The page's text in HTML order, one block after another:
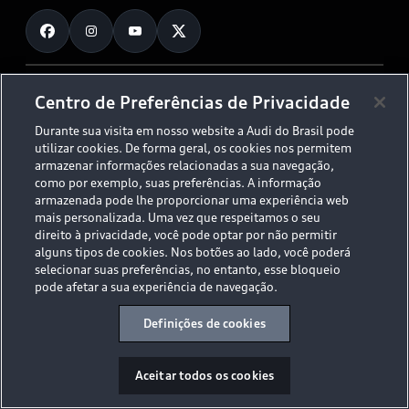
Planejamento de recarga
O Legado do S
Audi Driving Experience
ESG
Tecnologias Audi
Audi Collection
Fale Conosco
Trabalhe Conosco
© 2026 AUDI AG. All Rights Reserved.
Políticas de Privacidade
Código de Conduta
Aviso Legal
Proteção de Dados - LGPD
Sala de Imprensa
Desacelere. Seu bem maior é a vida.
Centro de Preferências de Privacidade
Durante sua visita em nosso website a Audi do Brasil pode
utilizar cookies. De forma geral, os cookies nos permitem
armazenar informações relacionadas a sua navegação,
como por exemplo, suas preferências. A informação
armazenada pode lhe proporcionar uma experiência web
mais personalizada. Uma vez que respeitamos o seu
direito à privacidade, você pode optar por não permitir
alguns tipos de cookies. Nos botões ao lado, você poderá
selecionar suas preferências, no entanto, esse bloqueio
pode afetar a sua experiência de navegação.
Definições de cookies
Aceitar todos os cookies